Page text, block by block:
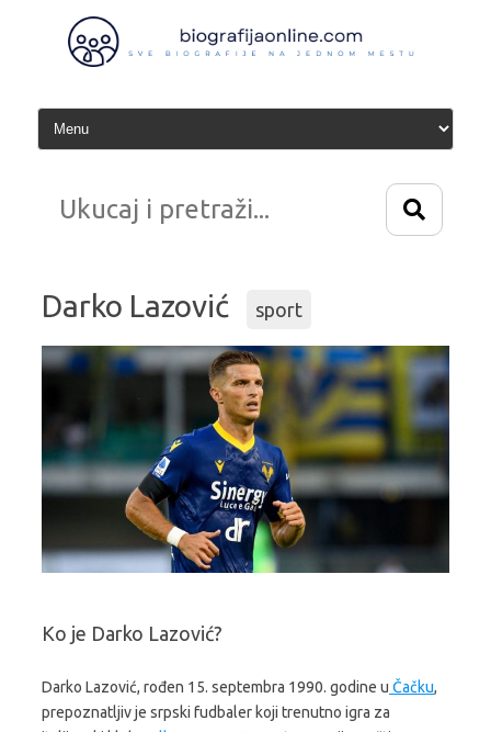
sadržaj
Darko Lazović sport
Ko je Darko Lazović?
Darko Lazović, rođen 15. septembra 1990. godine u Čačku,
prepoznatljiv je srpski fudbaler koji trenutno igra za